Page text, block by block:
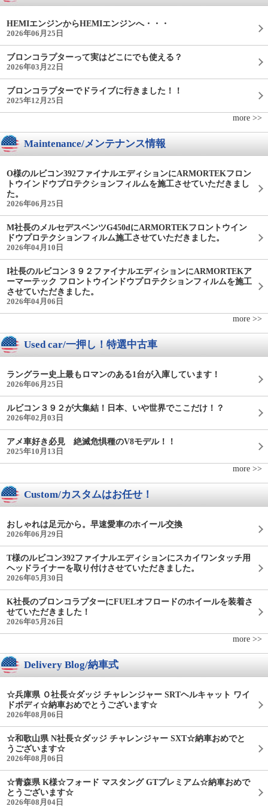
HEMIエンジンからHEMIエンジンへ・・・
2026年06月25日
ブロンコラプターって実はどこにでも使える？
2026年03月22日
ブロンコラプターでドライブに行きました！！
2025年12月25日
more >>
Maintenance/メンテナンス情報
O様のルビコン392ファイナルエディションにARMORTEKフロン
トウインドウプロテクションフィルムを施工させていただきまし
た。
2026年06月25日
M社長のメルセデスベンツG450dにARMORTEKフロントウイン
ドウプロテクションフィルム施工させていただきました。
2026年04月10日
I社長のルビコン３９２ファイナルエディションにARMORTEKア
ーマーテック フロントウインドウプロテクションフィルムを施工
させていただきました。
2026年04月06日
more >>
Used car/一押し！特選中古車
ラングラー史上最もロマンのある1台が入庫しています！
2026年06月25日
ルビコン３９２が大集結！日本、いや世界でここだけ！？
2026年02月03日
アメ車好き必見 絶滅危惧種のV8モデル！！
2025年10月13日
more >>
Custom/カスタムはお任せ！
おしゃれは足元から。早速愛車のホイール交換
2026年06月29日
T様のルビコン392ファイナルエディションにスカイワンタッチ用
ヘッドライナーを取り付けさせていただきました。
2026年05月30日
K社長のブロンコラプターにFUELオフロードのホイールを装着さ
せていただきました！
2026年05月26日
more >>
Delivery Blog/納車式
☆兵庫県 Ｏ社長☆ダッジ チャレンジャー SRTヘルキャット ワイ
ドボディ☆納車おめでとうございます☆
2026年08月06日
☆和歌山県 N社長☆ダッジ チャレンジャー SXT☆納車おめでと
うございます☆
2026年08月06日
☆青森県 K様☆フォード マスタング GTプレミアム☆納車おめで
とうございます☆
2026年08月04日